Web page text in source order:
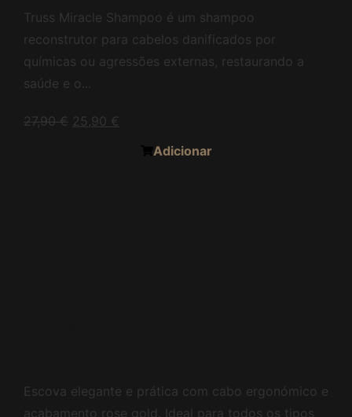
Truss Miracle Shampoo é um shampoo
reconstrutor para cabelos danificados por
químicas ou agressões externas, restaurando a
saúde e o...
27,90€ 25,90 €
Adicionar
Escova elegante e prática com cabo ergonómico e
acabamento rose gold. Ideal para todos os tipos